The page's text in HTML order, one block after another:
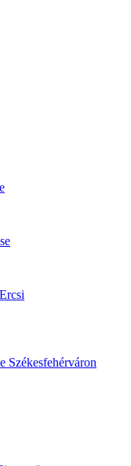
Székesfehérváron